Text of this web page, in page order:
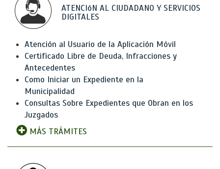
ATENCIóN AL CIUDADANO Y SERVICIOS
DIGITALES
Atención al Usuario de la Aplicación Móvil
Certificado Libre de Deuda, Infracciones y
Antecedentes
Como Iniciar un Expediente en la
Municipalidad
Consultas Sobre Expedientes que Obran en los
Juzgados
MÁS TRÁMITES